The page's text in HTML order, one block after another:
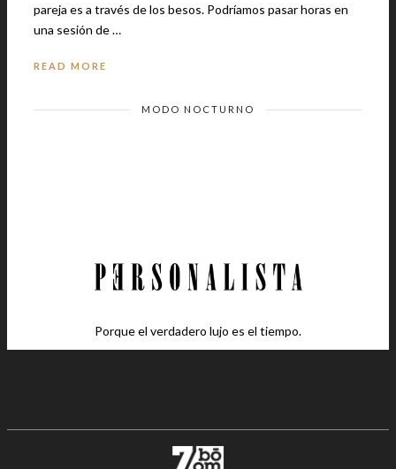
pareja es a través de los besos. Podríamos pasar horas en
una sesión de …
READ MORE
MODO NOCTURNO
Porque el verdadero lujo es el tiempo.